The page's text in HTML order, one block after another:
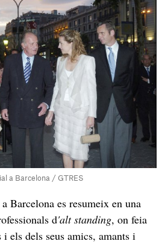
a Barcelona / GTRES
Barcelona es resumeix en una
d'alt standing, on feia
els dels seus amics, amants i